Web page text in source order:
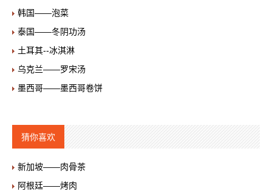
韩国——泡菜
泰国——冬阴功汤
土耳其--冰淇淋
乌克兰——罗宋汤
墨西哥——墨西哥卷饼
猜你喜欢
新加坡——肉骨茶
阿根廷——烤肉